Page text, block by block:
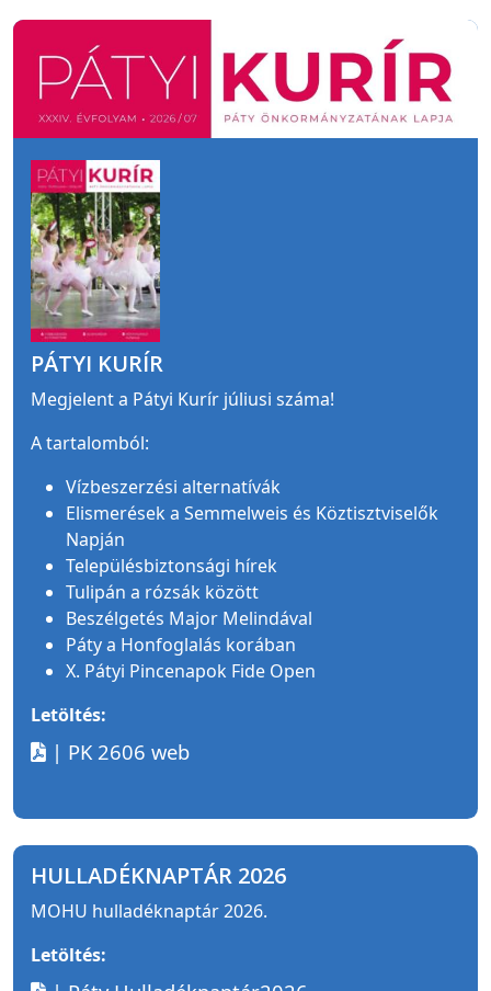
PÁTYI KURÍR
Megjelent a Pátyi Kurír júliusi száma!
A tartalomból:
Vízbeszerzési alternatívák
Elismerések a Semmelweis és Köztisztviselők
Napján
Településbiztonsági hírek
Tulipán a rózsák között
Beszélgetés Major Melindával
Páty a Honfoglalás korában
X. Pátyi Pincenapok Fide Open
Letöltés:
| PK 2606 web
HULLADÉKNAPTÁR 2026
MOHU hulladéknaptár 2026.
Letöltés: